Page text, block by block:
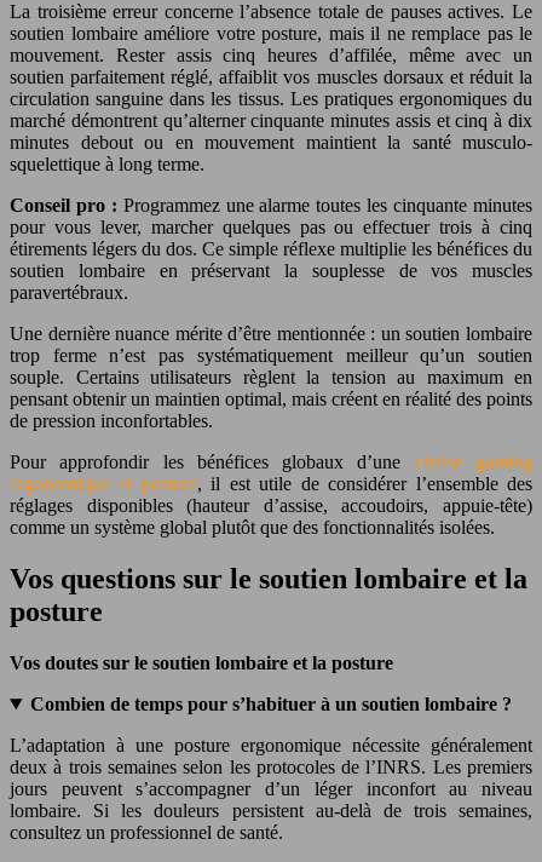
La troisième erreur concerne l’absence totale de pauses actives. Le
soutien lombaire améliore votre posture, mais il ne remplace pas le
mouvement. Rester assis cinq heures d’affilée, même avec un
soutien parfaitement réglé, affaiblit vos muscles dorsaux et réduit la
circulation sanguine dans les tissus. Les pratiques ergonomiques du
marché démontrent qu’alterner cinquante minutes assis et cinq à dix
minutes debout ou en mouvement maintient la santé musculo-
squelettique à long terme.
Conseil pro : Programmez une alarme toutes les cinquante minutes
pour vous lever, marcher quelques pas ou effectuer trois à cinq
étirements légers du dos. Ce simple réflexe multiplie les bénéfices du
soutien lombaire en préservant la souplesse de vos muscles
paravertébraux.
Une dernière nuance mérite d’être mentionnée : un soutien lombaire
trop ferme n’est pas systématiquement meilleur qu’un soutien
souple. Certains utilisateurs règlent la tension au maximum en
pensant obtenir un maintien optimal, mais créent en réalité des points
de pression inconfortables.
Pour approfondir les bénéfices globaux d’une chaise gaming
ergonomique et posture, il est utile de considérer l’ensemble des
réglages disponibles (hauteur d’assise, accoudoirs, appuie-tête)
comme un système global plutôt que des fonctionnalités isolées.
Vos questions sur le soutien lombaire et la
posture
Vos doutes sur le soutien lombaire et la posture
Combien de temps pour s’habituer à un soutien lombaire ?
L’adaptation à une posture ergonomique nécessite généralement
deux à trois semaines selon les protocoles de l’INRS. Les premiers
jours peuvent s’accompagner d’un léger inconfort au niveau
lombaire. Si les douleurs persistent au-delà de trois semaines,
consultez un professionnel de santé.